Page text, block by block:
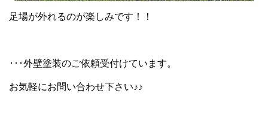
足場が外れるのが楽しみです！！
･･･外壁塗装のご依頼受付けています。
お気軽にお問い合わせ下さい♪♪